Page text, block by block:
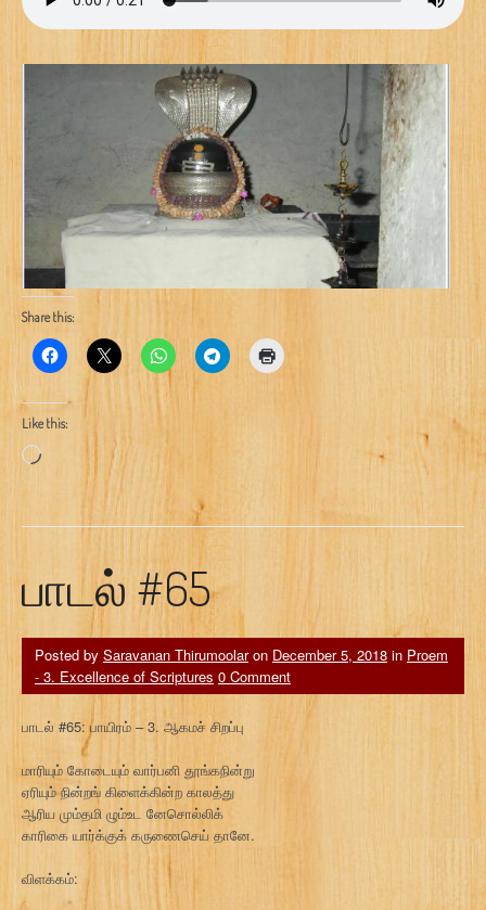
Share this:
Like this:
Loading…
பாடல் #65
Posted by Saravanan Thirumoolaron December 5, 2018 in Proem
- 3. Excellence of Scriptures 0 Comment
பாடல் #65: பாயிரம் – 3. ஆகமச் சிறப்பு
மாரியும் கோடையும் வார்பனி தூங்கநின்று
ஏரியும் நின்றங் கிளைக்கின்ற காலத்து
ஆரிய மும்தமி ழும்உட னேசொல்லிக்
காரிகை யார்க்குக் கருணைசெய் தானே.
விளக்கம்: